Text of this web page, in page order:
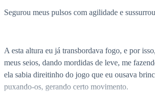
Segurou meus pulsos com agilidade e
A esta altura eu já transbordava fogo, e por
meus seios, dando mordidas de leve, me
ela sabia direitinho do jogo que eu ousava
puxando-os, gerando certo movimento.